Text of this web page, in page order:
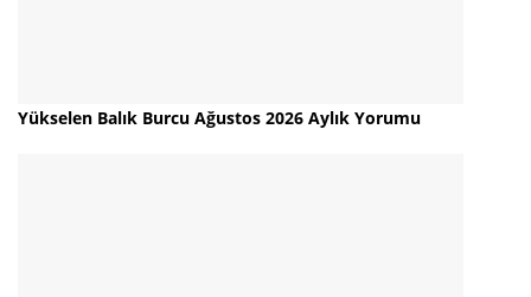
Yükselen Balık Burcu Ağustos 2026 Aylık Yorumu